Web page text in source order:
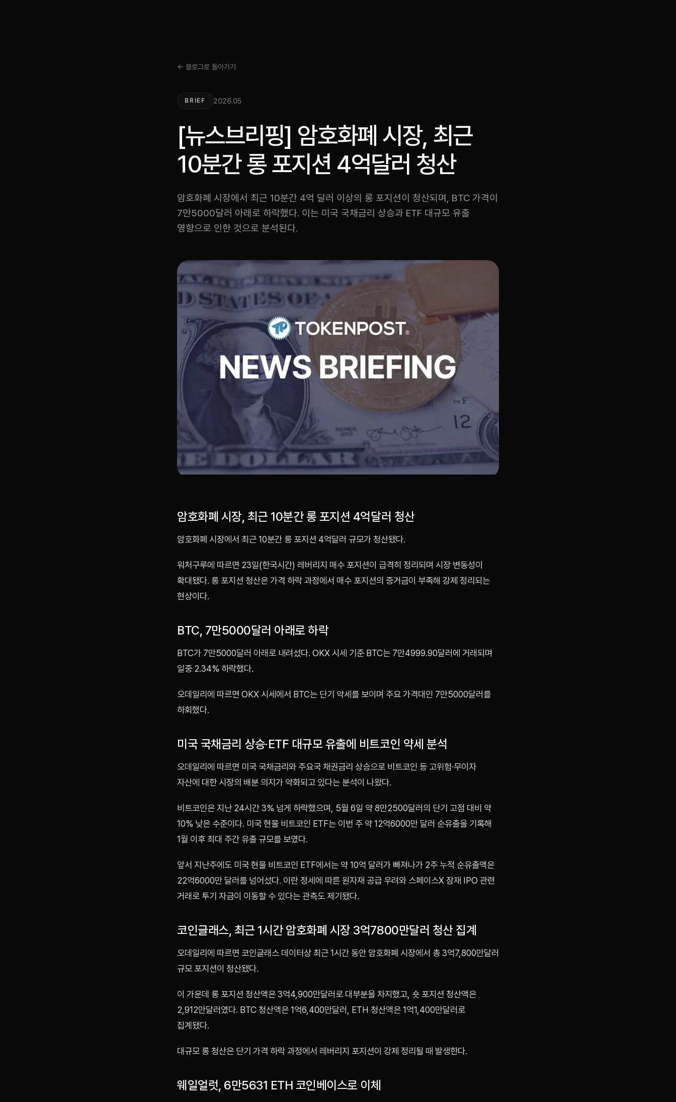
← 블로그로 돌아가기
BRIEF 2026.05
[뉴스브리핑] 암호화폐 시장, 최근
10분간 롱 포지션 4억달러 청산
암호화폐 시장에서 최근 10분간 4억 달러 이상의 롱 포지션이 청산되며, BTC 가격이
7만5000달러 아래로 하락했다. 이는 미국 국채금리 상승과 ETF 대규모 유출
영향으로 인한 것으로 분석된다.
암호화폐 시장, 최근 10분간 롱 포지션 4억달러 청산
암호화폐 시장에서 최근 10분간 롱 포지션 4억달러 규모가 청산됐다.
워처구루에 따르면 23일(한국시간) 레버리지 매수 포지션이 급격히 정리되며 시장 변동성이
확대됐다. 롱 포지션 청산은 가격 하락 과정에서 매수 포지션의 증거금이 부족해 강제 정리되는
현상이다.
BTC, 7만5000달러 아래로 하락
BTC가 7만5000달러 아래로 내려섰다. OKX 시세 기준 BTC는 7만4999.90달러에 거래되며
일중 2.34% 하락했다.
오데일리에 따르면 OKX 시세에서 BTC는 단기 약세를 보이며 주요 가격대인 7만5000달러를
하회했다.
미국 국채금리 상승·ETF 대규모 유출에 비트코인 약세 분석
오데일리에 따르면 미국 국채금리와 주요국 채권금리 상승으로 비트코인 등 고위험·무이자
자산에 대한 시장의 배분 의지가 약화되고 있다는 분석이 나왔다.
비트코인은 지난 24시간 3% 넘게 하락했으며, 5월 6일 약 8만2500달러의 단기 고점 대비 약
10% 낮은 수준이다. 미국 현물 비트코인 ETF는 이번 주 약 12억6000만 달러 순유출을 기록해
1월 이후 최대 주간 유출 규모를 보였다.
앞서 지난주에도 미국 현물 비트코인 ETF에서는 약 10억 달러가 빠져나가 2주 누적 순유출액은
22억6000만 달러를 넘어섰다. 이란 정세에 따른 원자재 공급 우려와 스페이스X 잠재 IPO 관련
거래로 투기 자금이 이동할 수 있다는 관측도 제기됐다.
코인글래스, 최근 1시간 암호화폐 시장 3억7800만달러 청산 집계
오데일리에 따르면 코인글래스 데이터상 최근 1시간 동안 암호화폐 시장에서 총 3억7,800만달러
규모 포지션이 청산됐다.
이 가운데 롱 포지션 청산액은 3억4,900만달러로 대부분을 차지했고, 숏 포지션 청산액은
2,912만달러였다. BTC 청산액은 1억6,400만달러, ETH 청산액은 1억1,400만달러로
집계됐다.
대규모 롱 청산은 단기 가격 하락 과정에서 레버리지 포지션이 강제 정리될 때 발생한다.
웨일얼럿, 6만5631 ETH 코인베이스로 이체